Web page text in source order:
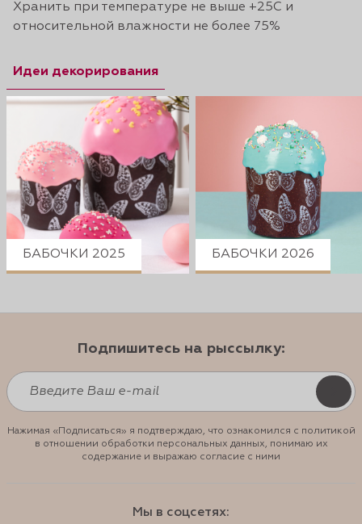
Хранить при температуре не выше +25С и
относительной влажности не более 75%
Идеи декорирования
БАБОЧКИ 2025 БАБОЧКИ 2026
Подпишитесь на рыссылку:
Нажимая «Подписаться» я подтверждаю, что ознакомился с политикой
в отношении обработки персональных данных, понимаю их
содержание и выражаю согласие с ними
Мы в соцсетях: